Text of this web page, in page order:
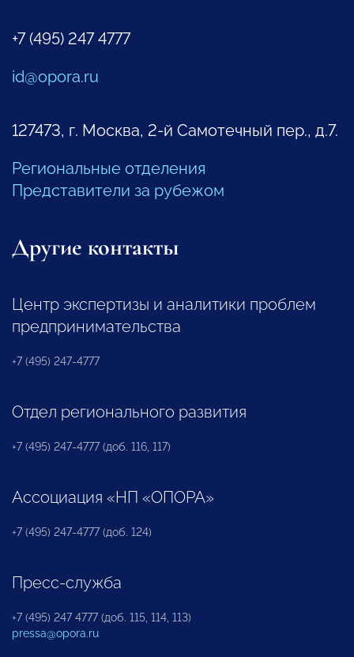
+7 (495) 247 4777
id@opora.ru
127473, г. Москва, 2-й Самотечный пер., д.7.
Региональные отделения
Представители за рубежом
Другие контакты
Центр экспертизы и аналитики проблем
предпринимательства
+7 (495) 247-4777
Отдел регионального развития
+7 (495) 247-4777 (доб. 116, 117)
Ассоциация «НП «ОПОРА»
+7 (495) 247-4777 (доб. 124)
Пресс-служба
+7 (495) 247 4777 (доб. 115, 114, 113)
pressa@opora.ru